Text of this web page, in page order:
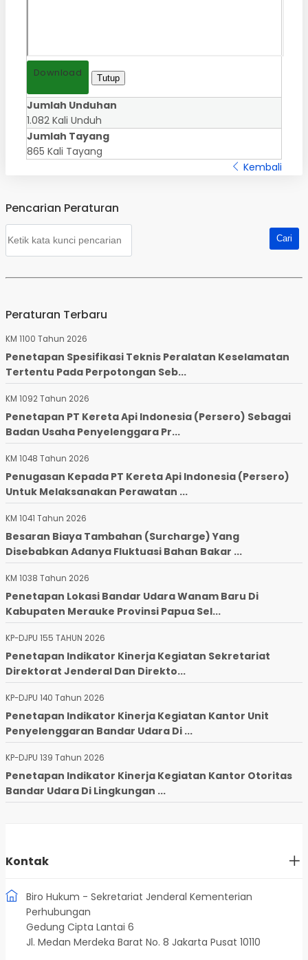
Download Tutup
Jumlah Unduhan
1.082 Kali Unduh
Jumlah Tayang
865 Kali Tayang
Kembali
Pencarian Peraturan
Peraturan Terbaru
KM 1100 Tahun 2026
Penetapan Spesifikasi Teknis Peralatan Keselamatan
Tertentu Pada Perpotongan Seb...
KM 1092 Tahun 2026
Penetapan PT Kereta Api Indonesia (Persero) Sebagai
Badan Usaha Penyelenggara Pr...
KM 1048 Tahun 2026
Penugasan Kepada PT Kereta Api Indonesia (Persero)
Untuk Melaksanakan Perawatan ...
KM 1041 Tahun 2026
Besaran Biaya Tambahan (Surcharge) Yang
Disebabkan Adanya Fluktuasi Bahan Bakar ...
KM 1038 Tahun 2026
Penetapan Lokasi Bandar Udara Wanam Baru Di
Kabupaten Merauke Provinsi Papua Sel...
KP-DJPU 155 TAHUN 2026
Penetapan Indikator Kinerja Kegiatan Sekretariat
Direktorat Jenderal Dan Direkto...
KP-DJPU 140 Tahun 2026
Penetapan Indikator Kinerja Kegiatan Kantor Unit
Penyelenggaran Bandar Udara Di ...
KP-DJPU 139 Tahun 2026
Penetapan Indikator Kinerja Kegiatan Kantor Otoritas
Bandar Udara Di Lingkungan ...
Kontak
Biro Hukum - Sekretariat Jenderal Kementerian
Perhubungan
Gedung Cipta Lantai 6
Jl. Medan Merdeka Barat No. 8 Jakarta Pusat 10110